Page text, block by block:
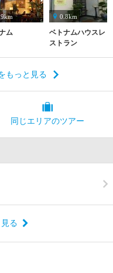
ム
0.8km
ベトナムハウスレ
ストラン
もっと見る
同じエリアのツアー
る